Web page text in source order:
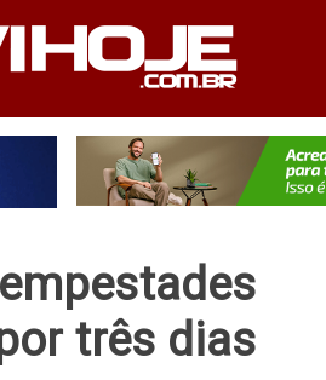
FALE CONOSCO
três dias